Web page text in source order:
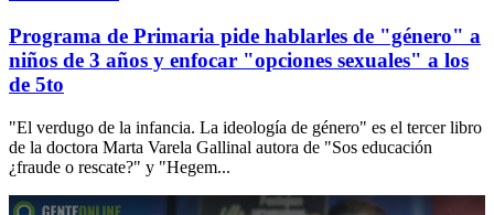
Programa de Primaria pide hablarles de "género" a
niños de 3 años y enfocar "opciones sexuales" a los
de 5to
"El verdugo de la infancia. La ideología de género" es el tercer libro
de la doctora Marta Varela Gallinal autora de "Sos educación
¿fraude o rescate?" y "Hegem...